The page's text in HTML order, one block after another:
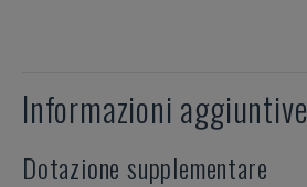
Informazioni aggiuntive
Dotazione supplementare